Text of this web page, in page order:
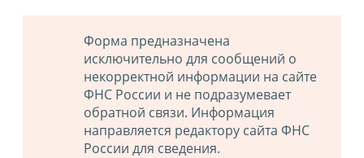
Форма предназначена
исключительно для сообщений о
некорректной информации на сайте
ФНС России и не подразумевает
обратной связи. Информация
направляется редактору сайта ФНС
России для сведения.